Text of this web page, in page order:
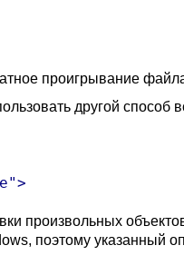
проигрывание
другой
произвольных
поэтому указанный